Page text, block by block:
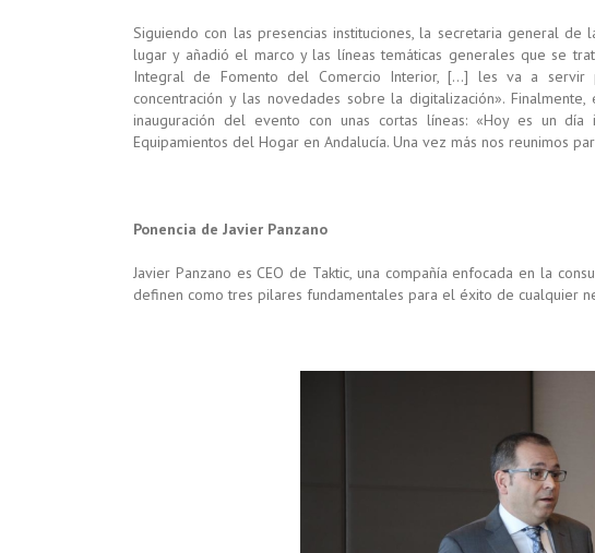
Siguiendo con las presencias instituciones, la secretaria general
lugar y añadió el marco y las líneas temáticas generales que se
Integral de Fomento del Comercio Interior, […] les va a servir
concentración y las novedades sobre la digitalización».
inauguración del evento con unas cortas líneas: «Hoy es un
Equipamientos del Hogar en Andalucía. Una vez más nos reunimos
Ponencia de Javier Panzano
Javier Panzano es CEO de Taktic, una compañía enfocada en la
definen como tres pilares fundamentales para el éxito de cualquier